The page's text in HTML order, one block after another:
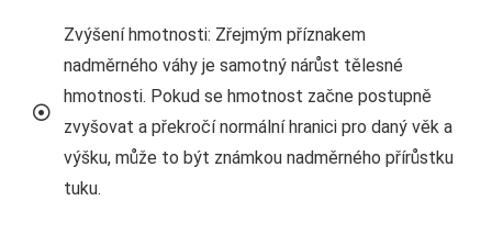
Zvýšení hmotnosti: Zřejmým příznakem
nadměrného váhy je samotný nárůst tělesné
hmotnosti. Pokud se hmotnost začne postupně
zvyšovat a překročí normální hranici pro daný věk a
výšku, může to být známkou nadměrného přírůstku
tuku.